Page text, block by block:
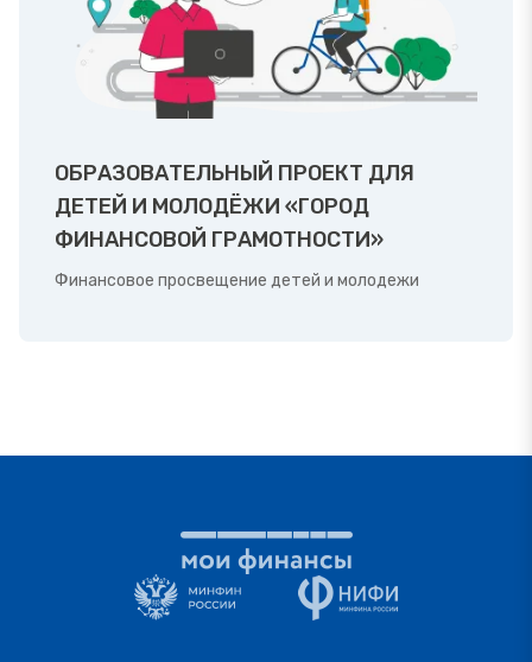
ОБРАЗОВАТЕЛЬНЫЙ ПРОЕКТ ДЛЯ
ДЕТЕЙ И МОЛОДЁЖИ «ГОРОД
ФИНАНСОВОЙ ГРАМОТНОСТИ»
Финансовое просвещение детей и молодежи